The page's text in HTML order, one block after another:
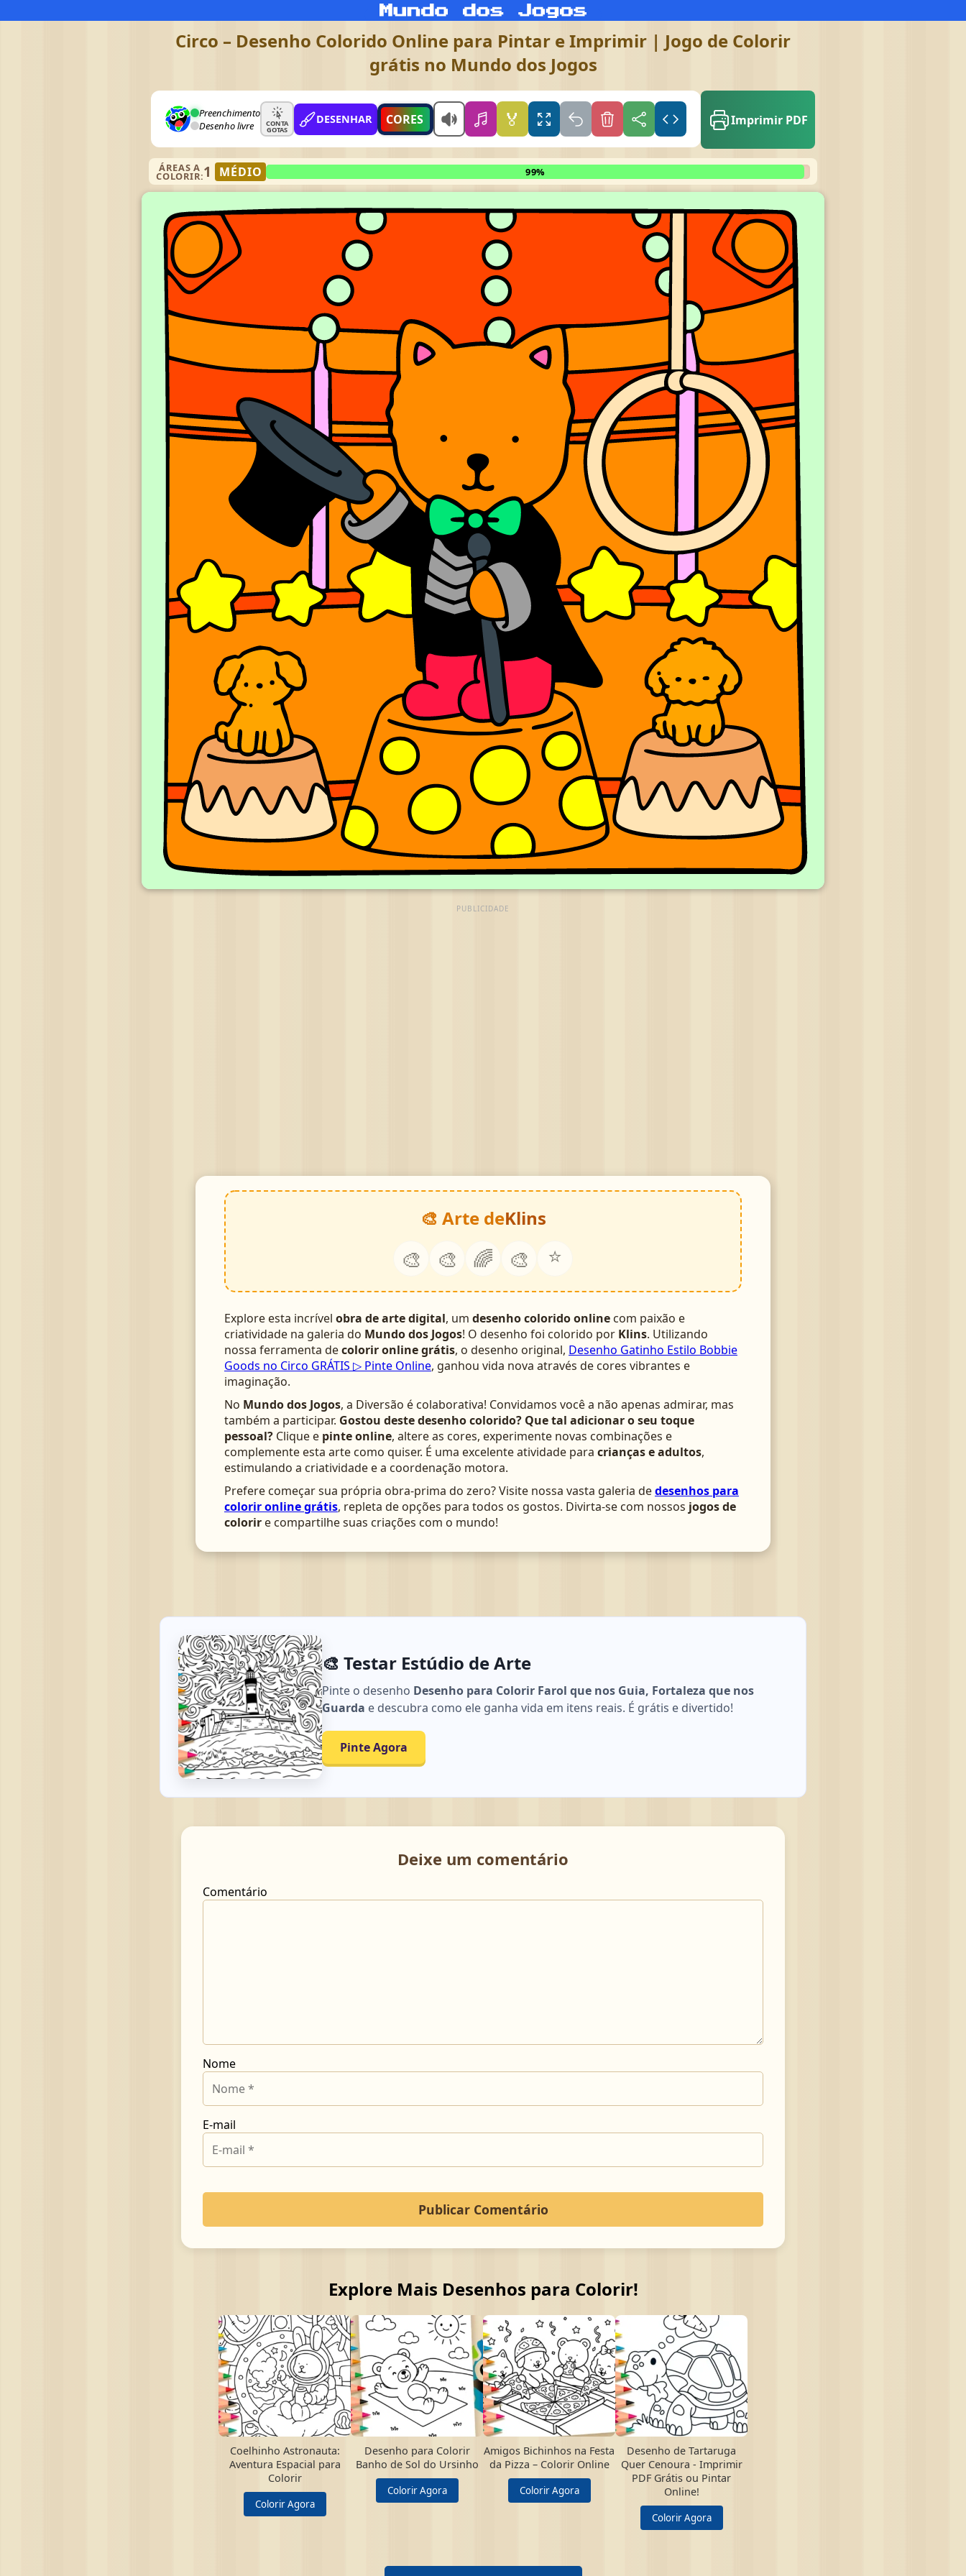
Circo – Desenho Colorido Online para Pintar e Imprimir | Jogo de Colorir
grátis no Mundo dos Jogos
Preenchimento
Desenho livre
CONTA
GOTAS
DESENHAR CORES 🏅 Imprimir PDF
ÁREAS A
COLORIR:1 MÉDIO 99%
PUBLICIDADE
🎨 Arte deKlins
🎨 🎨 🌈 🎨 ⭐
Explore esta incrível obra de arte digital, um desenho colorido online com paixão e
criatividade na galeria do Mundo dos Jogos! O desenho foi colorido por Klins. Utilizando
nossa ferramenta decolorir online grátis, o desenho original, Desenho Gatinho Estilo Bobbie
Goods no Circo GRÁTIS ▷ Pinte Online, ganhou vida nova através de cores vibrantes e
imaginação.
No Mundo dos Jogos, a Diversão é colaborativa! Convidamos você a não apenas admirar, mas
também a participar. Gostou deste desenho colorido? Que tal adicionar o seu toque
pessoal? Clique e pinte online, altere as cores, experimente novas combinações e
complemente esta arte como quiser. É uma excelente atividade para crianças e adultos,
estimulando a criatividade e a coordenação motora.
Prefere começar sua própria obra-prima do zero? Visite nossa vasta galeria dedesenhos para
colorir online grátis, repleta de opções para todos os gostos. Divirta-se com nossos jogos de
colorir e compartilhe suas criações com o mundo!
🎨 Testar Estúdio de Arte
Pinte o desenho Desenho para Colorir Farol que nos Guia, Fortaleza que nos
Guarda e descubra como ele ganha vida em itens reais. É grátis e divertido!
Pinte Agora
Deixe um comentário
Comentário
Nome
E-mail
Explore Mais Desenhos para Colorir!
Coelhinho Astronauta:
Aventura Espacial para
Colorir
Colorir Agora
Desenho para Colorir
Banho de Sol do Ursinho
Colorir Agora
Amigos Bichinhos na Festa
da Pizza – Colorir Online
Colorir Agora
Desenho de Tartaruga
Quer Cenoura - Imprimir
PDF Grátis ou Pintar
Online!
Colorir Agora